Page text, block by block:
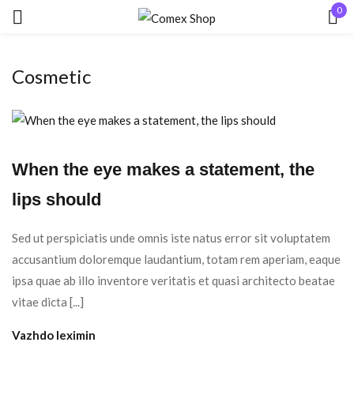
0
Cosmetic
When the eye makes a statement, the
lips should
Sed ut perspiciatis unde omnis iste natus error sit voluptatem
accusantium doloremque laudantium, totam rem aperiam, eaque
ipsa quae ab illo inventore veritatis et quasi architecto beatae
vitae dicta [...]
Vazhdo leximin
HYR
KRIJO NJË LLOGARI